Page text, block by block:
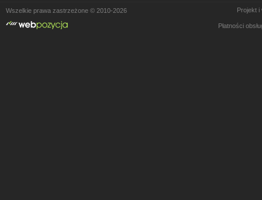
Wszelkie prawa zastrzeżone © 2010-2026 Projekt
Płatności